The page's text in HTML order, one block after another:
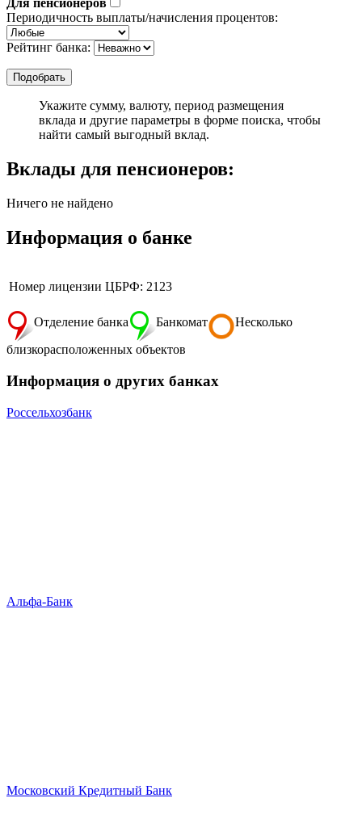
Периодичность выплаты/начисления процентов:
Рейтинг банка:
Укажите сумму, валюту, период размещения
вклада и другие параметры в форме поиска, чтобы
найти самый выгодный вклад.
Вклады для пенсионеров:
Ничего не найдено
Информация о банке
Номер лицензии ЦБРФ: 2123
Отделение банка Банкомат Несколько
близкорасположенных объектов
Информация о других банках
Россельхозбанк
Альфа-Банк
Московский Кредитный Банк